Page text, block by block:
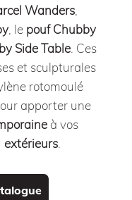
Wanders
, le pouf Chubby
Side Table. Ces
et sculpturales
rotomoulé
apporter une
à vos
extérieurs.